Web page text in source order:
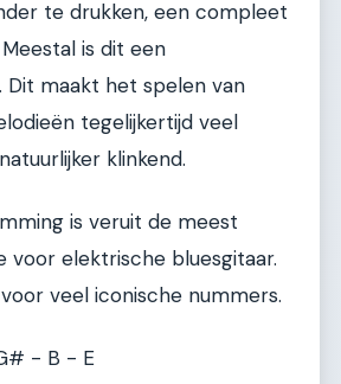
te drukken, een compleet
is dit een
Dit maakt het spelen van
tegelijkertijd veel
klinkend.
is veruit de meest
voor elektrische bluesgitaar.
veel iconische nummers.
- B - E